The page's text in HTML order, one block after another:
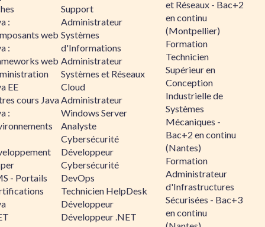
:
web
:
web
EE
cours Java
:
- Portails
Support
Administrateur
Systèmes
d'Informations
Administrateur
Systèmes et Réseaux
Cloud
Administrateur
Windows Server
Analyste
Cybersécurité
Développeur
Cybersécurité
DevOps
Technicien HelpDesk
Développeur
Développeur .NET
et Réseaux - Bac+2
en continu
(Montpellier)
Formation
Technicien
Supérieur en
Conception
Industrielle de
Systèmes
Mécaniques -
Bac+2 en continu
(Nantes)
Formation
Administrateur
d'Infrastructures
Sécurisées - Bac+3
en continu